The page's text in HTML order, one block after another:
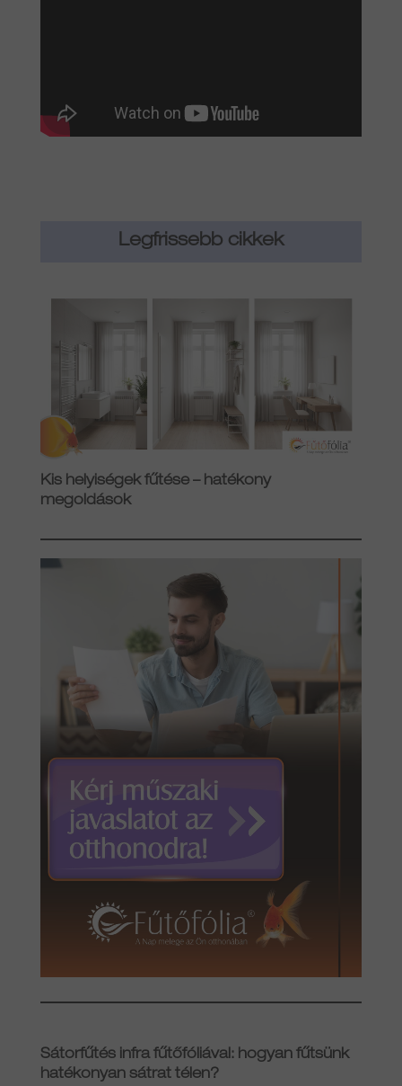
Legfrissebb cikkek
Kis helyiségek fűtése – hatékony
megoldások
Sátorfűtés infra fűtőfóliával: hogyan fűtsünk
hatékonyan sátrat télen?